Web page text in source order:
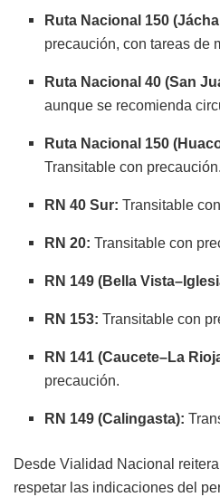
Ruta Nacional 150
precaución, con tareas de
Ruta Nacional 40 (San
aunque se recomienda
Ruta Nacional 150
Transitable con precaución.
RN 40 Sur: Transitable
RN 20: Transitable con
RN 149 (Bella
RN 153: Transitable con
RN 141 (Caucete–La
precaución.
RN 149 (Calingasta):
Desde Vialidad Nacional
respetar las indicaciones del